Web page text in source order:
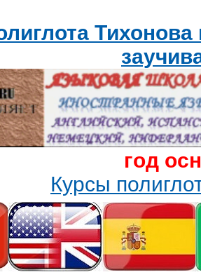
год
Курсы